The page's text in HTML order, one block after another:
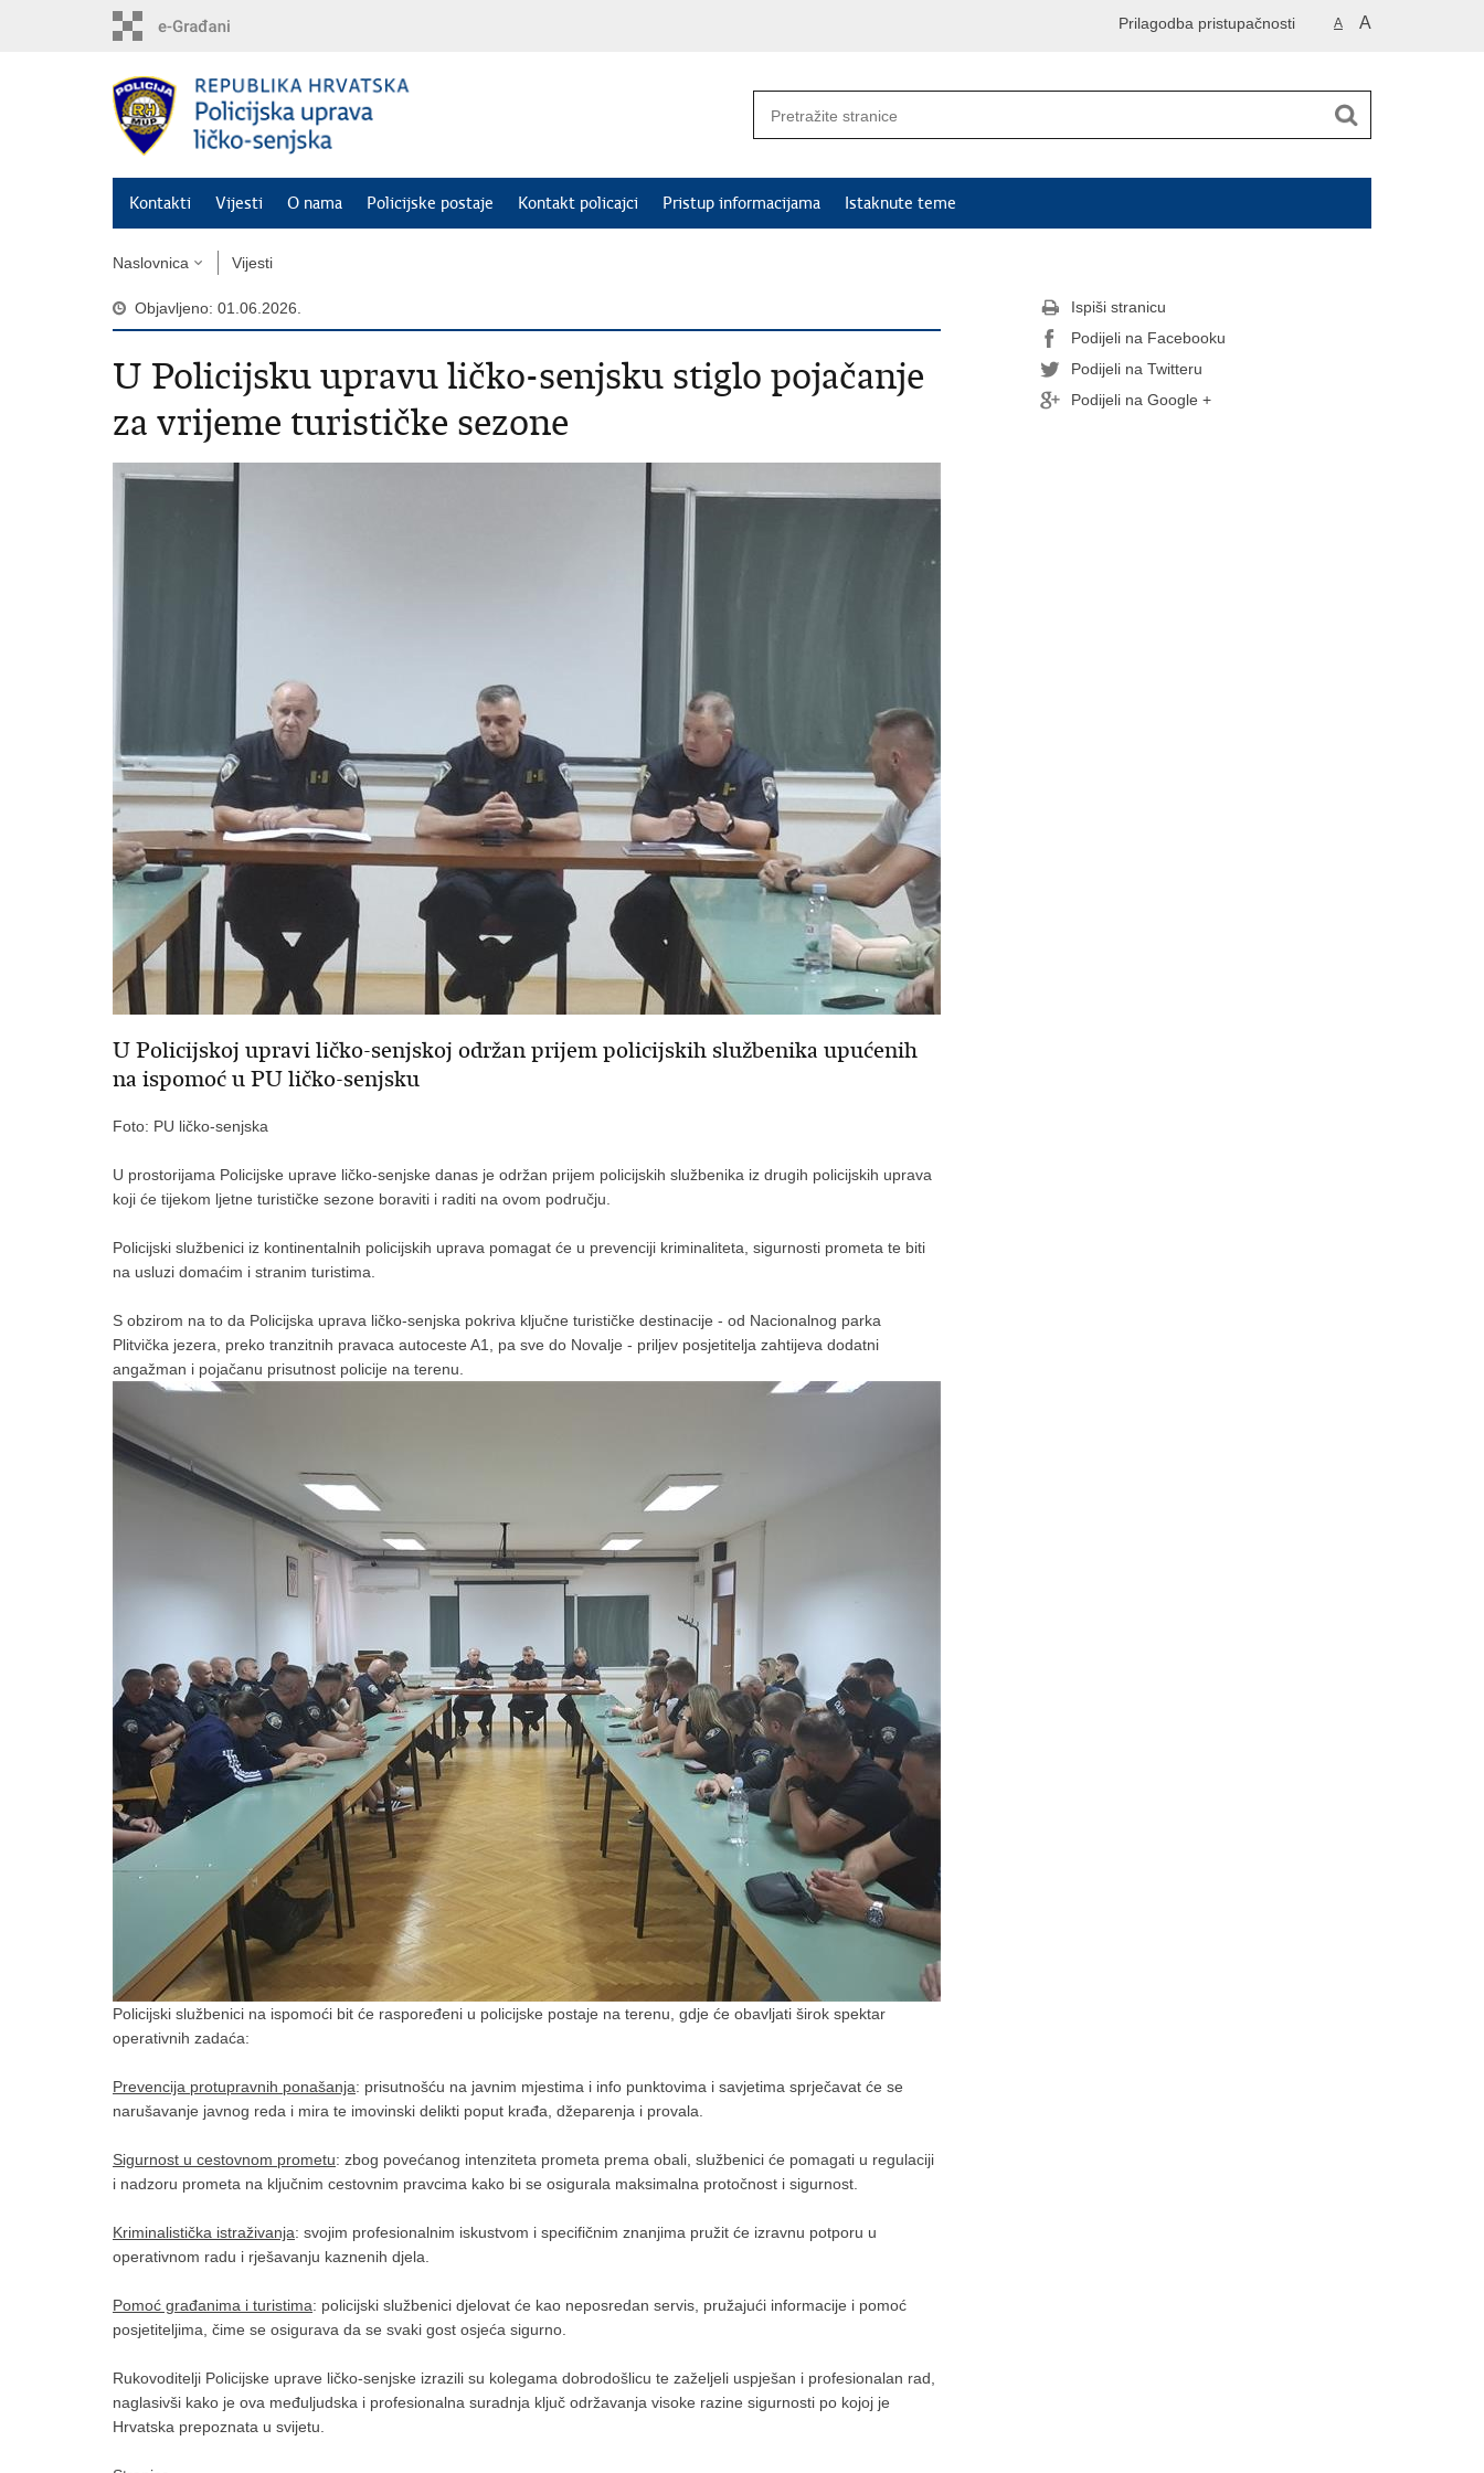
A A
Prilagodba pristupačnosti
Kontakti Vijesti O nama Policijske postaje Kontakt policajci Pristup informacijama Istaknute teme
Naslovnica Vijesti
Objavljeno: 01.06.2026.
U Policijsku upravu ličko-senjsku stiglo pojačanje
za vrijeme turističke sezone
U Policijskoj upravi ličko-senjskoj održan prijem policijskih službenika upućenih
na ispomoć u PU ličko-senjsku
Foto: PU ličko-senjska
U prostorijama Policijske uprave ličko-senjske danas je održan prijem policijskih službenika iz drugih policijskih uprava
koji će tijekom ljetne turističke sezone boraviti i raditi na ovom području.
Policijski službenici iz kontinentalnih policijskih uprava pomagat će u prevenciji kriminaliteta, sigurnosti prometa te biti
na usluzi domaćim i stranim turistima.
S obzirom na to da Policijska uprava ličko-senjska pokriva ključne turističke destinacije - od Nacionalnog parka
Plitvička jezera, preko tranzitnih pravaca autoceste A1, pa sve do Novalje - priljev posjetitelja zahtijeva dodatni
angažman i pojačanu prisutnost policije na terenu.
Policijski službenici na ispomoći bit će raspoređeni u policijske postaje na terenu, gdje će obavljati širok spektar
operativnih zadaća:
Prevencija protupravnih ponašanja: prisutnošću na javnim mjestima i info punktovima i savjetima sprječavat će se
narušavanje javnog reda i mira te imovinski delikti poput krađa, džeparenja i provala.
Sigurnost u cestovnom prometu: zbog povećanog intenziteta prometa prema obali, službenici će pomagati u regulaciji
i nadzoru prometa na ključnim cestovnim pravcima kako bi se osigurala maksimalna protočnost i sigurnost.
Kriminalistička istraživanja: svojim profesionalnim iskustvom i specifičnim znanjima pružit će izravnu potporu u
operativnom radu i rješavanju kaznenih djela.
Pomoć građanima i turistima: policijski službenici djelovat će kao neposredan servis, pružajući informacije i pomoć
posjetiteljima, čime se osigurava da se svaki gost osjeća sigurno.
Rukovoditelji Policijske uprave ličko-senjske izrazili su kolegama dobrodošlicu te zaželjeli uspješan i profesionalan rad,
naglasivši kako je ova međuljudska i profesionalna suradnja ključ održavanja visoke razine sigurnosti po kojoj je
Hrvatska prepoznata u svijetu.
Ispiši stranicu
Podijeli na Facebooku
Podijeli na Twitteru
Podijeli na Google +